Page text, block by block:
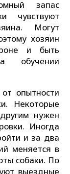
запас
чувствуют
Могут
хозяин
и быть
обучении
опытности
Некоторые
нужен
Иногда
и за два
меняется в
собаки. По
выездные